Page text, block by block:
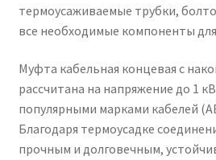
термоусаживаемые трубки,
все необходимые компоненты
Муфта кабельная концевая с
рассчитана на напряжение до 1
популярными марками кабелей
Благодаря термоусадке
прочным и долговечным,